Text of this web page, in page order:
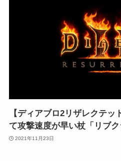
【ディアブロ2リザレクテ
て攻撃速度が早い杖「リブ
2021年11月23日